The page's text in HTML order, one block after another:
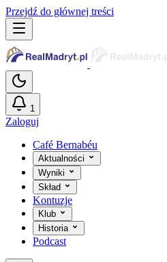
Przejdź do głównej treści
1
Zaloguj
Café Bernabéu
Aktualności
Wyniki
Skład
Kontuzje
Klub
Historia
Podcast